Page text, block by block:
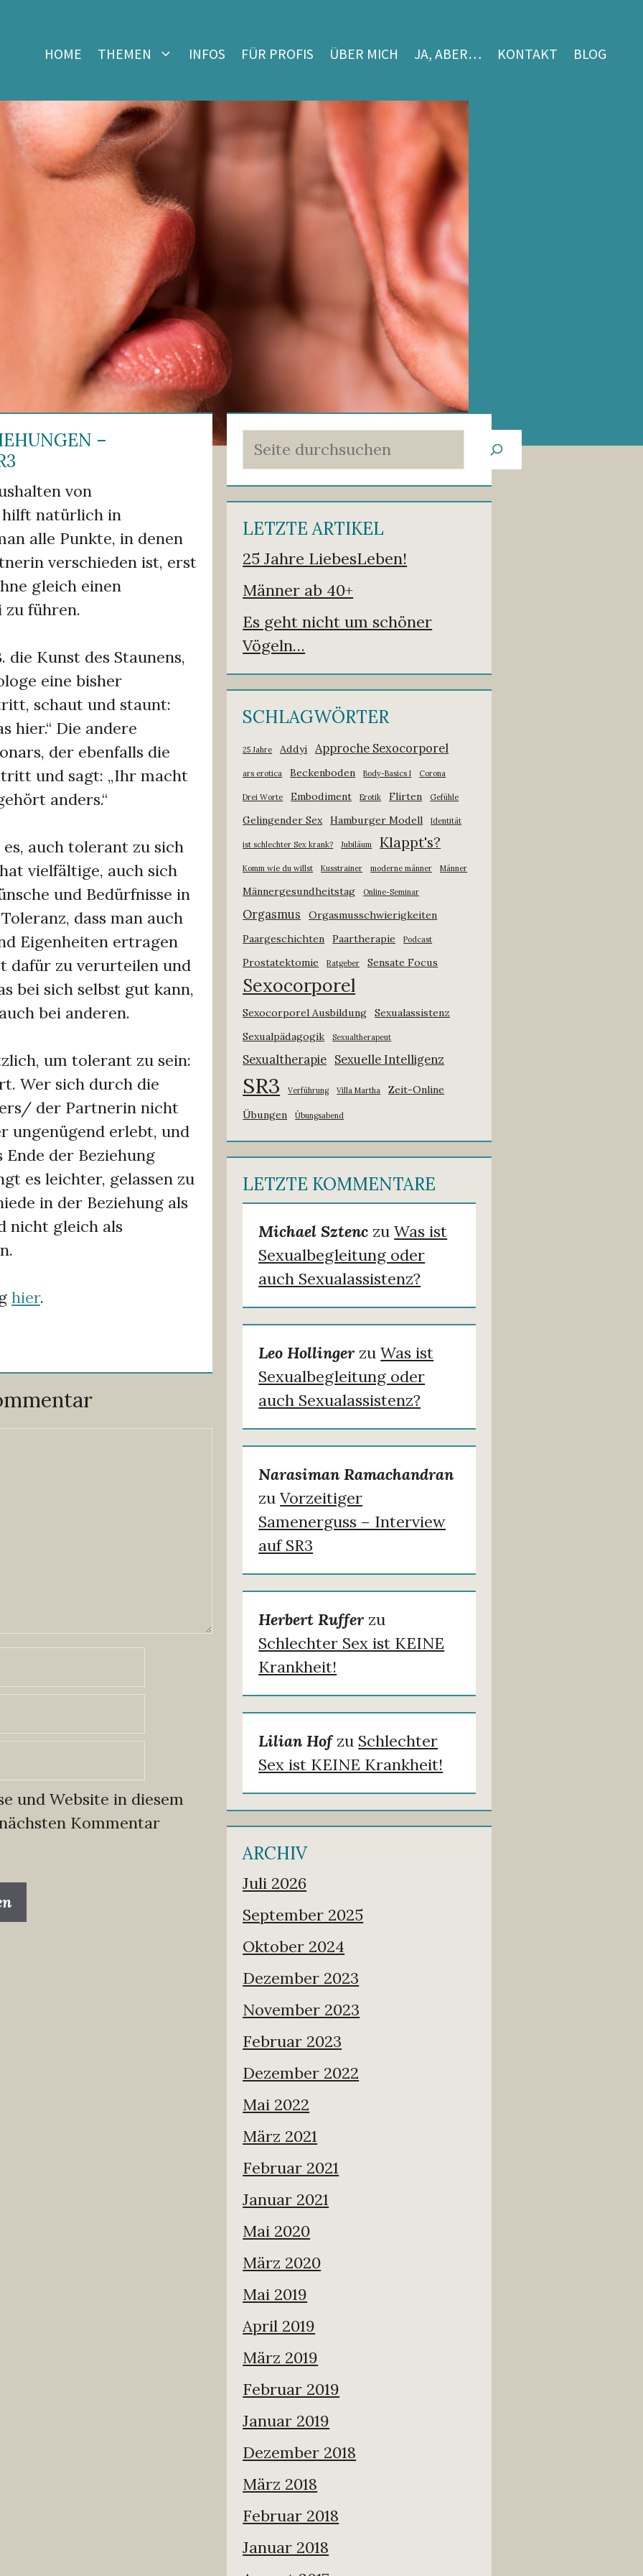
HOME THEMEN INFOS FÜR PROFIS ÜBER MICH JA, ABER… KONTAKT BLOG
–
von
natürlich in
alle Punkte, in denen
verschieden ist, erst
gleich einen
zu führen.
Kunst des Staunens,
eine bisher
schaut und staunt:
hier.“ Die andere
der ebenfalls die
und sagt: „Ihr macht
anders.“
auch tolerant zu sich
vielfältige, auch sich
und Bedürfnisse in
dass man auch
Eigenheiten ertragen
dafür zu verurteilen und
bei sich selbst gut kann,
bei anderen.
um tolerant zu sein:
Wer sich durch die
der Partnerin nicht
ungenügend erlebt, und
der Beziehung
es leichter, gelassen zu
in der Beziehung als
nicht gleich als
hier.
und Website in diesem
Kommentar
Suchen
LETZTE ARTIKEL
25 Jahre LiebesLeben!
Männer ab 40+
Es geht nicht um schöner
Vögeln…
SCHLAGWÖRTER
25 Jahre Addyi Approche Sexocorporel
ars erotica Beckenboden Body-Basics I Corona
Drei Worte Embodiment Erotik Flirten Gefühle
Gelingender Sex Hamburger Modell Identität
ist schlechter Sex krank? Jubiläum Klappt's?
Komm wie du willst Kusstrainer moderne männer Männer
Männergesundheitstag Online-Seminar
Orgasmus
Orgasmusschwierigkeiten
Paargeschichten
Paartherapie Podcast
Prostatektomie Ratgeber Sensate Focus
Sexocorporel
Sexocorporel Ausbildung
Sexualassistenz
Sexualpädagogik
Sexualtherapeut
Sexualtherapie Sexuelle Intelligenz
SR3 Verführung Villa Martha
Zeit-Online
Übungen
Übungsabend
LETZTE KOMMENTARE
Michael Sztenc zuWas ist
Sexualbegleitung oder
auch Sexualassistenz?
Leo HollingerzuWas ist
Sexualbegleitung oder
auch Sexualassistenz?
Narasiman Ramachandran
zuVorzeitiger
Samenerguss – Interview
auf SR3
Herbert Rufferzu
Schlechter Sex ist KEINE
Krankheit!
Lilian Hofzu Schlechter
Sex ist KEINE Krankheit!
ARCHIV
Juli 2026
September 2025
Oktober 2024
Dezember 2023
November 2023
Februar 2023
Dezember 2022
Mai 2022
März 2021
Februar 2021
Januar 2021
Mai 2020
März 2020
Mai 2019
April 2019
März 2019
Februar 2019
Januar 2019
Dezember 2018
März 2018
Februar 2018
Januar 2018